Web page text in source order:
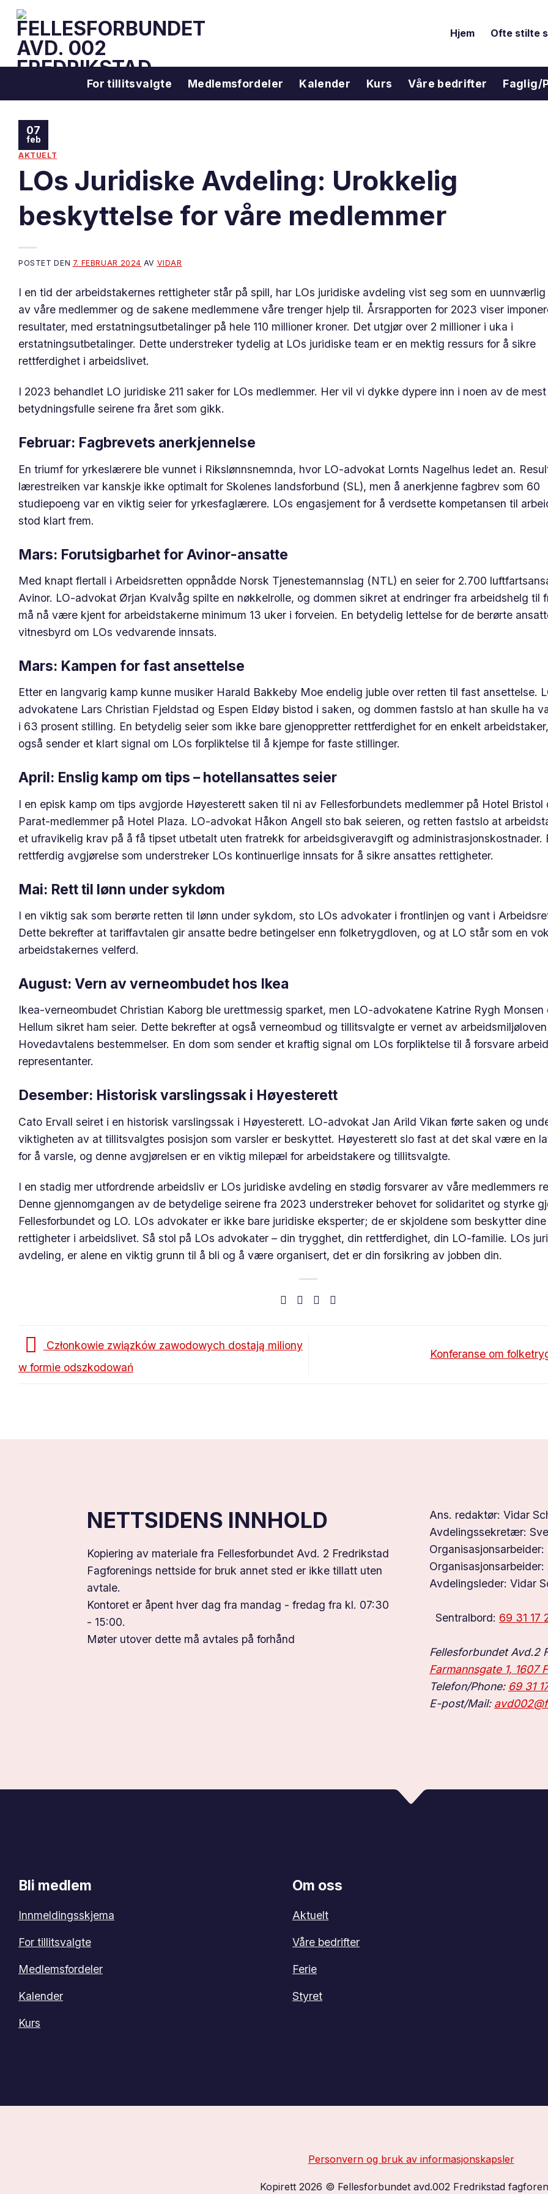
Skip
content
Hjem Ofte stilte
For tillitsvalgte Medlemsfordeler Kalender Kurs Våre bedrifter Faglig/
07
feb
AKTUELT
LOs Juridiske Avdeling: Urokkelig
beskyttelse for våre medlemmer
POSTET DEN 7. FEBRUAR 2024 AV VIDAR
I en tid der arbeidstakernes rettigheter står på spill, har LOs juridiske avdeling vist seg som en
av våre medlemmer og de sakene medlemmene våre trenger hjelp til. Årsrapporten for 2023 viser
resultater, med erstatningsutbetalinger på hele 110 millioner kroner. Det utgjør over 2 millioner i uka i
erstatningsutbetalinger. Dette understreker tydelig at LOs juridiske team er en mektig ressurs for å sikre
rettferdighet i arbeidslivet.
I 2023 behandlet LO juridiske 211 saker for LOs medlemmer. Her vil vi dykke dypere inn i noen av de mest
betydningsfulle seirene fra året som gikk.
Februar: Fagbrevets anerkjennelse
En triumf for yrkeslærere ble vunnet i Rikslønnsnemnda, hvor LO-advokat Lornts Nagelhus ledet an.
lærestreiken var kanskje ikke optimalt for Skolenes landsforbund (SL), men å anerkjenne fagbrev som 60
studiepoeng var en viktig seier for yrkesfaglærere. LOs engasjement for å verdsette kompetansen til
stod klart frem.
Mars: Forutsigbarhet for Avinor-ansatte
Med knapt flertall i Arbeidsretten oppnådde Norsk Tjenestemannslag (NTL) en seier for 2.700
Avinor. LO-advokat Ørjan Kvalvåg spilte en nøkkelrolle, og dommen sikret at endringer fra arbeidshelg til
må nå være kjent for arbeidstakerne minimum 13 uker i forveien. En betydelig lettelse for de berørte
vitnesbyrd om LOs vedvarende innsats.
Mars: Kampen for fast ansettelse
Etter en langvarig kamp kunne musiker Harald Bakkeby Moe endelig juble over retten til fast ansettelse.
advokatene Lars Christian Fjeldstad og Espen Eldøy bistod i saken, og dommen fastslo at han skulle ha
i 63 prosent stilling. En betydelig seier som ikke bare gjenoppretter rettferdighet for en enkelt
også sender et klart signal om LOs forpliktelse til å kjempe for faste stillinger.
April: Enslig kamp om tips – hotellansattes seier
I en episk kamp om tips avgjorde Høyesterett saken til ni av Fellesforbundets medlemmer på Hotel Bristol
Parat-medlemmer på Hotel Plaza. LO-advokat Håkon Angell sto bak seieren, og retten fastslo at
et ufravikelig krav på å få tipset utbetalt uten fratrekk for arbeidsgiveravgift og administrasjonskostnader.
rettferdig avgjørelse som understreker LOs kontinuerlige innsats for å sikre ansattes rettigheter.
Mai: Rett til lønn under sykdom
I en viktig sak som berørte retten til lønn under sykdom, sto LOs advokater i frontlinjen og vant i
Dette bekrefter at tariffavtalen gir ansatte bedre betingelser enn folketrygdloven, og at LO står som en
arbeidstakernes velferd.
August: Vern av verneombudet hos Ikea
Ikea-verneombudet Christian Kaborg ble urettmessig sparket, men LO-advokatene Katrine Rygh Monsen
Hellum sikret ham seier. Dette bekrefter at også verneombud og tillitsvalgte er vernet av
Hovedavtalens bestemmelser. En dom som sender et kraftig signal om LOs forpliktelse til å forsvare
representanter.
Desember: Historisk varslingssak i Høyesterett
Cato Ervall seiret i en historisk varslingssak i Høyesterett. LO-advokat Jan Arild Vikan førte saken og
viktigheten av at tillitsvalgtes posisjon som varsler er beskyttet. Høyesterett slo fast at det skal være en
for å varsle, og denne avgjørelsen er en viktig milepæl for arbeidstakere og tillitsvalgte.
I en stadig mer utfordrende arbeidsliv er LOs juridiske avdeling en stødig forsvarer av våre medlemmers
Denne gjennomgangen av de betydelige seirene fra 2023 understreker behovet for solidaritet og styrke
Fellesforbundet og LO. LOs advokater er ikke bare juridiske eksperter; de er skjoldene som beskytter dine
rettigheter i arbeidslivet. Så stol på LOs advokater – din trygghet, din rettferdighet, din LO-familie. LOs
avdeling, er alene en viktig grunn til å bli og å være organisert, det er din forsikring av jobben din.
Członkowie związków zawodowych dostają miliony
w formie odszkodowań
Konferanse om
NETTSIDENS INNHOLD
Kopiering av materiale fra Fellesforbundet Avd. 2 Fredrikstad
Fagforenings nettside for bruk annet sted er ikke tillatt uten
avtale.
Kontoret er åpent hver dag fra mandag - fredag fra kl. 07:30
- 15:00.
Møter utover dette må avtales på forhånd
Ans. redaktør: Vidar
Avdelingssekretær:
Avdelingsleder: Vidar
Sentralbord: 69 31 17
Fellesforbundet Avd.2
Farmannsgate 1, 1607
Telefon/Phone: 69 31
E-post/Mail:
Bli medlem
Innmeldingsskjema
For tillitsvalgte
Medlemsfordeler
Kalender
Kurs
Om oss
Aktuelt
Våre bedrifter
Ferie
Styret
Personvern og bruk av informasjonskapsler
Kopirett 2026 © Fellesforbundet avd.002 Fredrikstad